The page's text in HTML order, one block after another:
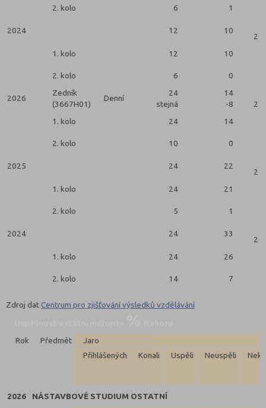
2. kolo 6 1
2024 12 10
2
1. kolo
12 10
2. kolo 6 0
2026
Zedník
(3667H01)
Denní
24
stejná
14
-8
2
1. kolo
24 14
2. kolo 10 0
2025 24 22
2
1. kolo
24 21
2. kolo 5 1
2024 24 33
2
1. kolo
24 26
2. kolo 14 7
Zdroj datCentrum pro zjišťování výsledků vzdělávání
Rok
Předmět
Jaro
Přihlášených
Konali Uspěli Neuspěli
2026
NÁSTAVBOVÉ STUDIUM OSTATNÍ